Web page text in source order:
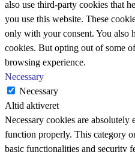
also use third-party cookies that
you use this website. These
only with your consent. You also
cookies. But opting out of some
browsing experience.
Necessary
Necessary
Altid aktiveret
Necessary cookies are absolutely
function properly. This category
basic functionalities and security